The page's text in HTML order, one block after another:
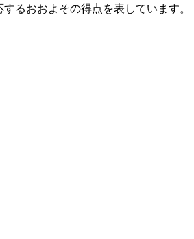
るおおよその得点を表しています。